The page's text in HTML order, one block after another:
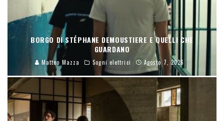
BORGO DI STÉPHANE DEMOUSTIERE E QUELLI CHE
GUARDANO
Matteo Mazza Sogni elettrici Agosto 7, 2026